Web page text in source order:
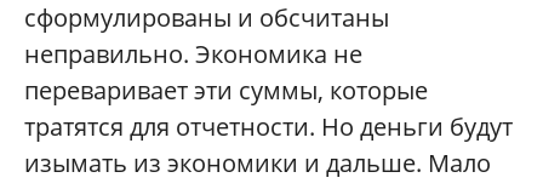
сформулированы и обсчитаны
неправильно. Экономика не
переваривает эти суммы, которые
тратятся для отчетности. Но деньги будут
изымать из экономики и дальше. Мало